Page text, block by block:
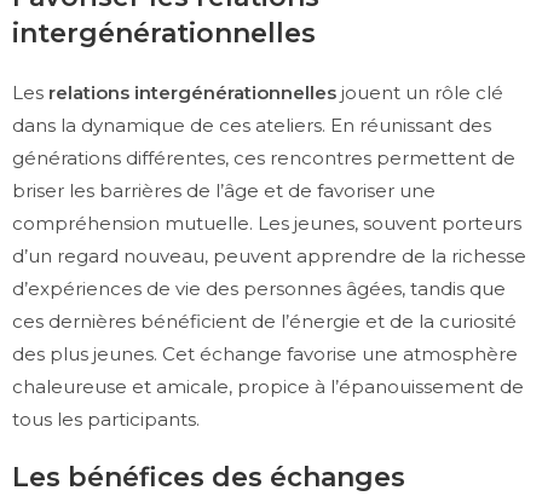
intergénérationnelles
Les relations intergénérationnelles jouent un rôle clé
dans la dynamique de ces ateliers. En réunissant des
générations différentes, ces rencontres permettent de
briser les barrières de l’âge et de favoriser une
compréhension mutuelle. Les jeunes, souvent porteurs
d’un regard nouveau, peuvent apprendre de la richesse
d’expériences de vie des personnes âgées, tandis que
ces dernières bénéficient de l’énergie et de la curiosité
des plus jeunes. Cet échange favorise une atmosphère
chaleureuse et amicale, propice à l’épanouissement de
tous les participants.
Les bénéfices des échanges